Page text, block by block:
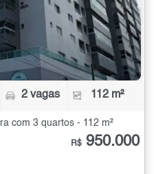
2 vagas 112 m²
com 3 quartos - 112 m²
R$ 950.000